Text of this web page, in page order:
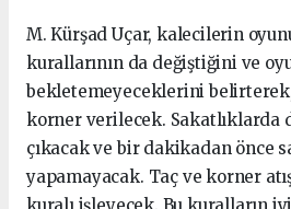
M. Kürşad Uçar, kalecilerin
kurallarının da değiştiğini ve
bekletemeyeceklerini
korner verilecek. Sakatlıklarda
çıkacak ve bir dakikadan önce
yapamayacak. Taç ve korner
kuralı işleyecek. Bu kuralların